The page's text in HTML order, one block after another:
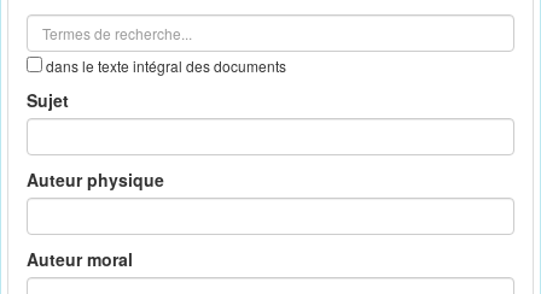
dans le texte intégral des documents
Sujet
Auteur physique
Auteur moral